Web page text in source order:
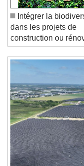
Unmute
Current Time
/
Duration-:-
Loaded:0%
Stream Type
Seek to
1x
Playback
Chapters
Descriptions
Intégrer la
dans les projets de
construction ou